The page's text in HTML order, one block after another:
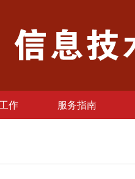
作 服务指南